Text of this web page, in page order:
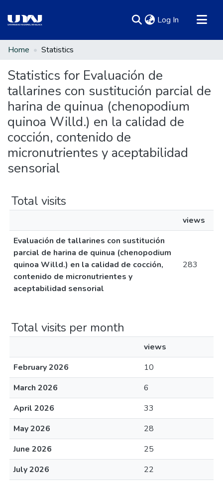
Log In (current)
Communities & Collections
Home Statistics
Statistics for Evaluación de
tallarines con sustitución parcial de
harina de quinua (chenopodium
quinoa Willd.) en la calidad de
cocción, contenido de
micronutrientes y aceptabilidad
sensorial
Total visits
views
Evaluación de tallarines con sustitución
parcial de harina de quinua (chenopodium
quinoa Willd.) en la calidad de cocción,
contenido de micronutrientes y
aceptabilidad sensorial
283
Total visits per month
views
February 2026
10
March 2026
6
April 2026
33
May 2026
28
June 2026
25
July 2026
22